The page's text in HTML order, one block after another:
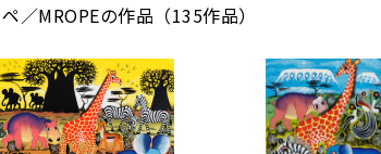
／MROPEの作品（135作品）